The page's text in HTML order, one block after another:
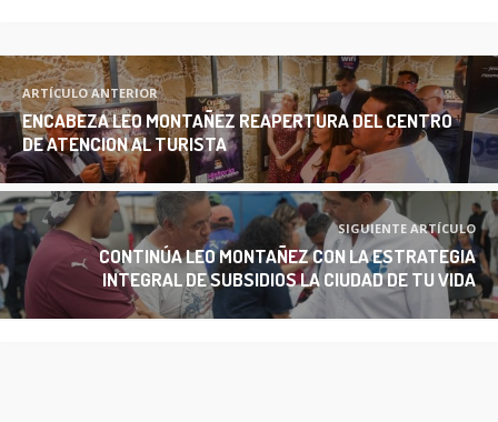
ARTÍCULO ANTERIOR
ENCABEZA LEO MONTAÑEZ REAPERTURA DEL CENTRO
DE ATENCION AL TURISTA
SIGUIENTE ARTÍCULO
CONTINÚA LEO MONTAÑEZ CON LA ESTRATEGIA
INTEGRAL DE SUBSIDIOS LA CIUDAD DE TU VIDA